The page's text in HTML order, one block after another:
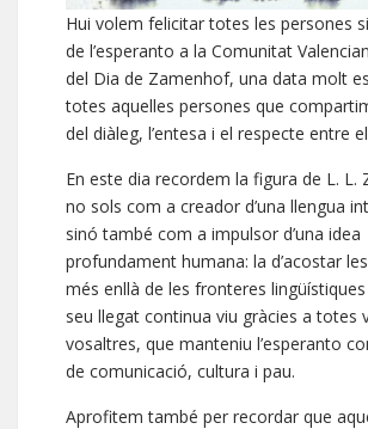
Hui volem felicitar totes les persones
de l’esperanto a la Comunitat
del Dia de Zamenhof, una data molt
totes aquelles persones que
del diàleg, l’entesa i el respecte entre
En este dia recordem la figura de L. L.
no sols com a creador d’una llengua
sinó també com a impulsor d’una idea
profundament humana: la d’acostar
més enllà de les fronteres lingüístiques
seu llegat continua viu gràcies a totes
vosaltres, que manteniu l’esperanto
de comunicació, cultura i pau.
Aprofitem també per recordar que